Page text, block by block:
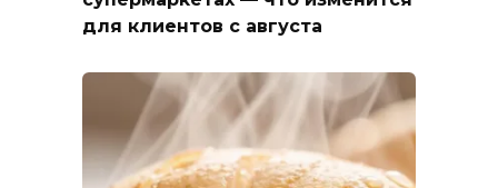
для клиентов с августа